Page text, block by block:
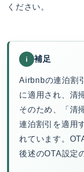
ください。
i 補足
Airbnbの連泊割
に適用され、清
そのため、「清
連泊割引を適用
れています。
後述のOTA設定